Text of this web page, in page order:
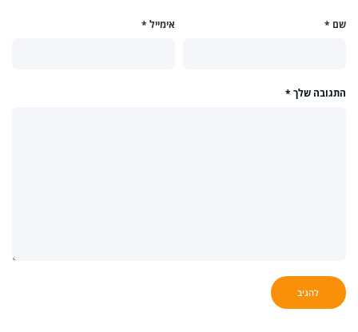
שם * אימייל *
התגובה שלך *